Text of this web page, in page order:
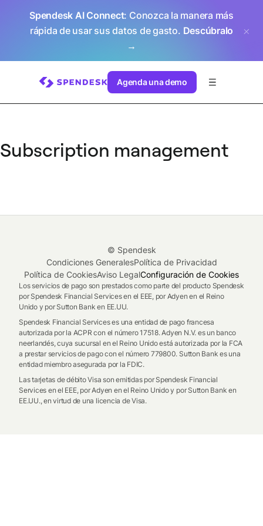
Spendesk AI Connect: Conozca la manera más
rápida de usar sus datos de gasto. Descúbralo
→
Agenda una demo
Subscription management
© Spendesk
Condiciones GeneralesPolítica de Privacidad
Política de CookiesAviso LegalConfiguración de Cookies
Los servicios de pago son prestados como parte del producto Spendesk
por Spendesk Financial Services en el EEE, por Adyen en el Reino
Unido y por Sutton Bank en EE.UU.
Spendesk Financial Services es una entidad de pago francesa
autorizada por la ACPR con el número 17518. Adyen N.V. es un banco
neerlandés, cuya sucursal en el Reino Unido está autorizada por la FCA
a prestar servicios de pago con el número 779800. Sutton Bank es una
entidad miembro asegurada por la FDIC.
Las tarjetas de débito Visa son emitidas por Spendesk Financial
Services en el EEE, por Adyen en el Reino Unido y por Sutton Bank en
EE.UU., en virtud de una licencia de Visa.